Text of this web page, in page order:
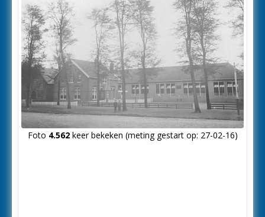
Foto 4.562keer bekeken (meting gestart op: 27-02-16)